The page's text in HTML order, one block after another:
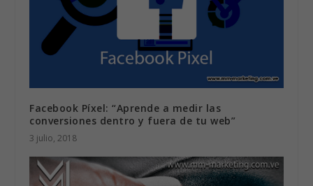
Facebook Píxel: “Aprende a medir las
conversiones dentro y fuera de tu web”
3 julio, 2018